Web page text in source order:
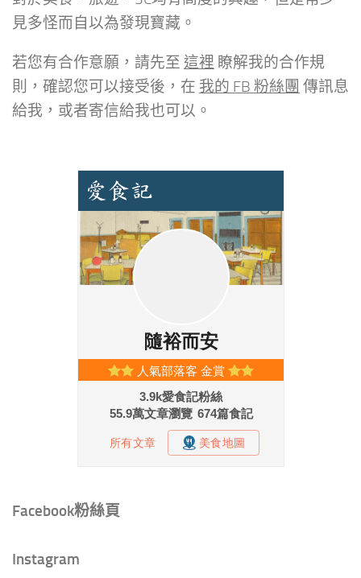
見多怪而自以為發現寶藏。
若您有合作意願，請先至 這裡 瞭解我的合作規
則，確認您可以接受後，在 我的 FB 粉絲團 傳訊息
給我，或者寄信給我也可以。
Facebook粉絲頁
Instagram